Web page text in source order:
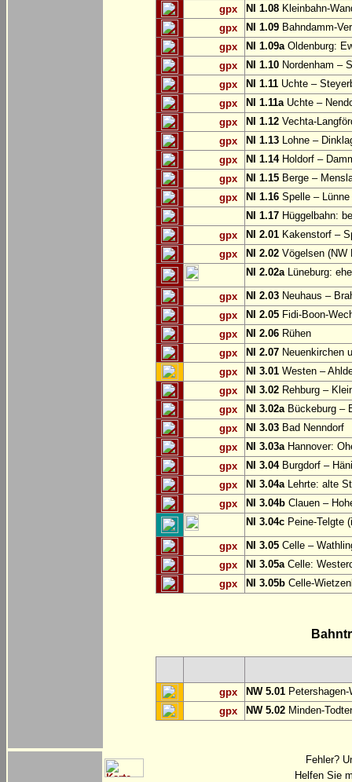
gpx
NI 1.08 Kleinbahn-
gpx
NI 1.09 Bahndamm-
gpx
NI 1.09aOldenburg:
gpx
NI 1.10 Nordenham –
gpx
NI 1.11 Uchte –
gpx
NI 1.11aUchte –
gpx
NI 1.12 Vechta-
gpx
NI 1.13 Lohne –
gpx
NI 1.14Holdorf –
gpx
NI 1.15 Berge –
gpx
NI 1.16 Spelle – Lünne
NI 1.17 Hüggelbahn:
gpx
NI 2.01 Kakenstorf –
gpx
NI 2.02 Vögelsen (NW
NI 2.02aLüneburg:
gpx NI 2.03 Neuhaus –
gpx
NI 2.05 Fidi-Boon-
gpx
NI 2.06 Rühen
gpx
NI 2.07 Neuenkirchen
gpx
NI 3.01 Westen –
gpx
NI 3.02 Rehburg –
gpx
NI 3.02aBückeburg –
gpx
NI 3.03 Bad Nenndorf
gpx
NI 3.03aHannover:
gpx
NI 3.04Burgdorf –
gpx
NI 3.04aLehrte: alte
gpx
NI 3.04b Clauen –
NI 3.04c Peine-Telgte
gpx NI 3.05 Celle –
gpx
NI 3.05aCelle:
gpx
NI 3.05b Celle-
gpx NW 5.01
gpx
NW 5.02 Minden-
Fehler?
Helfen Sie